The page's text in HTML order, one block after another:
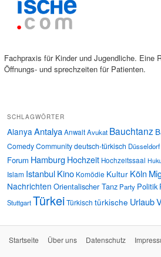
Fachpraxis für Kinder und Jugendliche. Eine
Öffnungs- und sprechzeiten für Patienten.
SCHLAGWÖRTER
AlanyaAntalyaAnwaltAvukat Bauchtanz
ComedyCommunitydeutsch-türkisch Düsseldorf
Forum Hamburg Hochzeit Hochzeitssaal
Islam IstanbulKino Komödie Kultur Köln
Nachrichten Orientalischer Tanz Party Politik
StuttgartTürkeiTürkisch türkische Urlaub
Startseite Über uns Datenschutz